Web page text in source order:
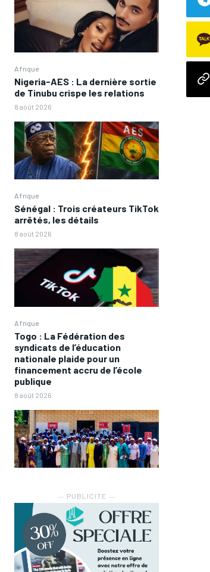
Afrique
Nigeria-AES : La dernière sortie
de Tinubu crispe les relations
8 août 2026
Afrique
Sénégal : Trois créateurs TikTok
arrêtés, les détails
8 août 2026
Afrique
Togo : La Fédération des
syndicats de l’éducation
nationale plaide pour un
financement accru de l’école
publique
8 août 2026
― PUBLICITE ―